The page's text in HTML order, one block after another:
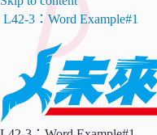
L42-3：Word Example#1